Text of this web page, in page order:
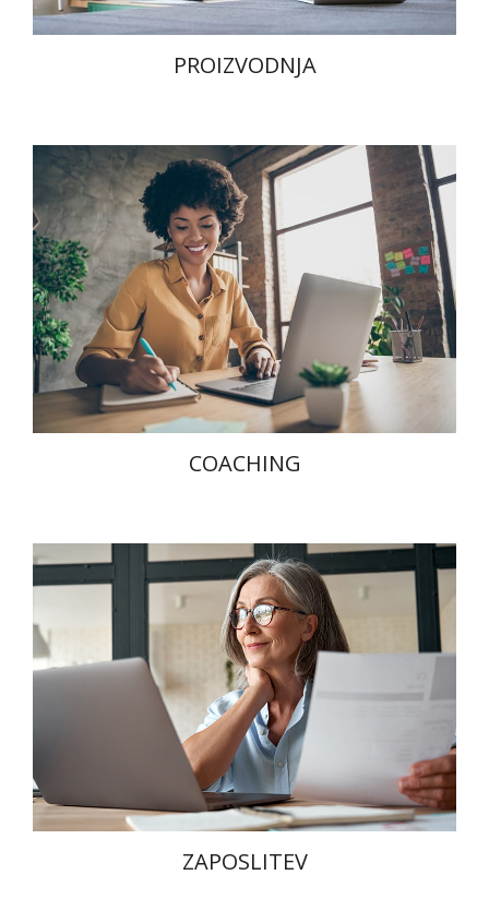
PROIZVODNJA
COACHING
ZAPOSLITEV